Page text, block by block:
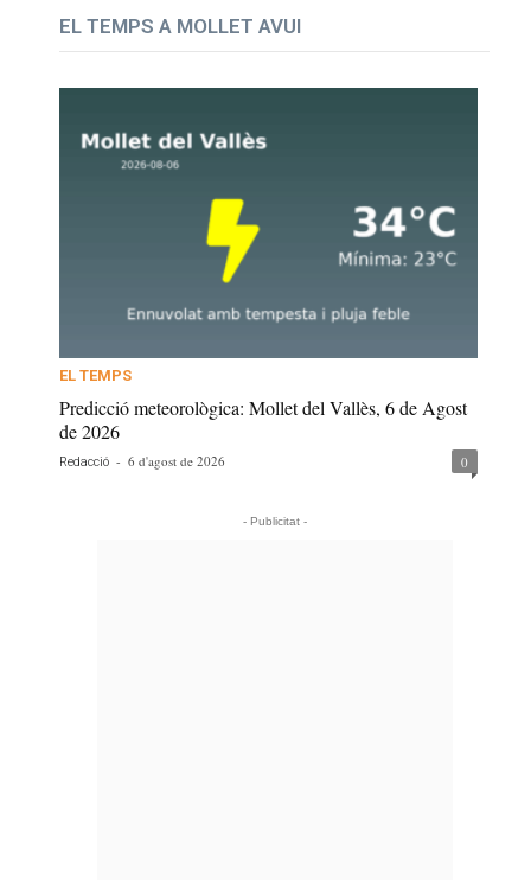
EL TEMPS A MOLLET AVUI
EL TEMPS
Predicció meteorològica: Mollet del Vallès, 6 de Agost
de 2026
Redacció - 6 d'agost de 2026 0
- Publicitat -